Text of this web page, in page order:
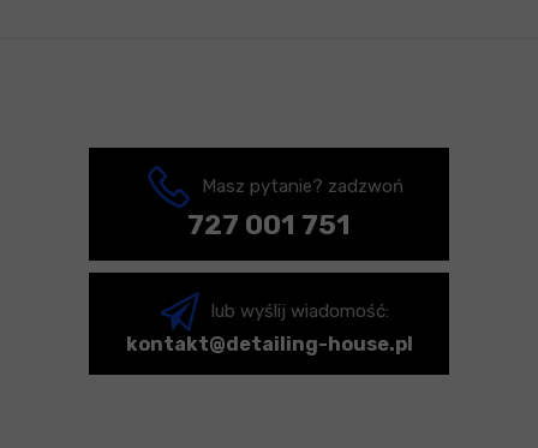
Masz pytanie? zadzwoń
727 001 751
lub wyślij wiadomość:
kontakt@detailing-house.pl